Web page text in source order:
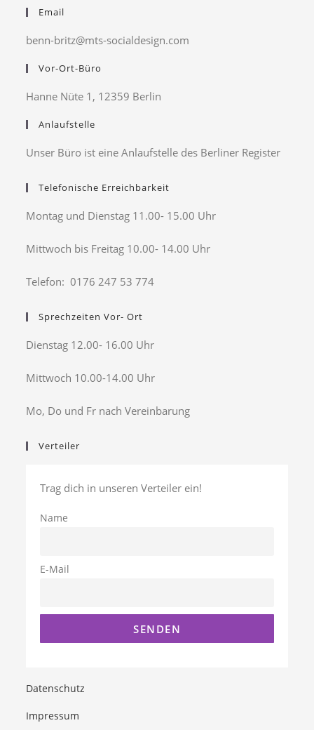
Email
benn-britz@mts-socialdesign.com
Vor-Ort-Büro
Hanne Nüte 1, 12359 Berlin
Anlaufstelle
Unser Büro ist eine Anlaufstelle des Berliner Register
Telefonische Erreichbarkeit
Montag und Dienstag 11.00- 15.00 Uhr
Mittwoch bis Freitag 10.00- 14.00 Uhr
Telefon: 0176 247 53 774
Sprechzeiten Vor- Ort
Dienstag 12.00- 16.00 Uhr
Mittwoch 10.00-14.00 Uhr
Mo, Do und Fr nach Vereinbarung
Verteiler
Trag dich in unseren Verteiler ein!
Name
E-Mail
Datenschutz
Impressum